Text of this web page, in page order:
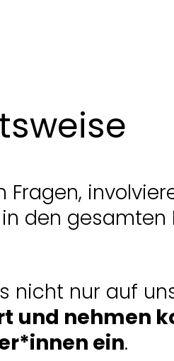
den gesamten
nicht nur auf
und nehmen
ein.